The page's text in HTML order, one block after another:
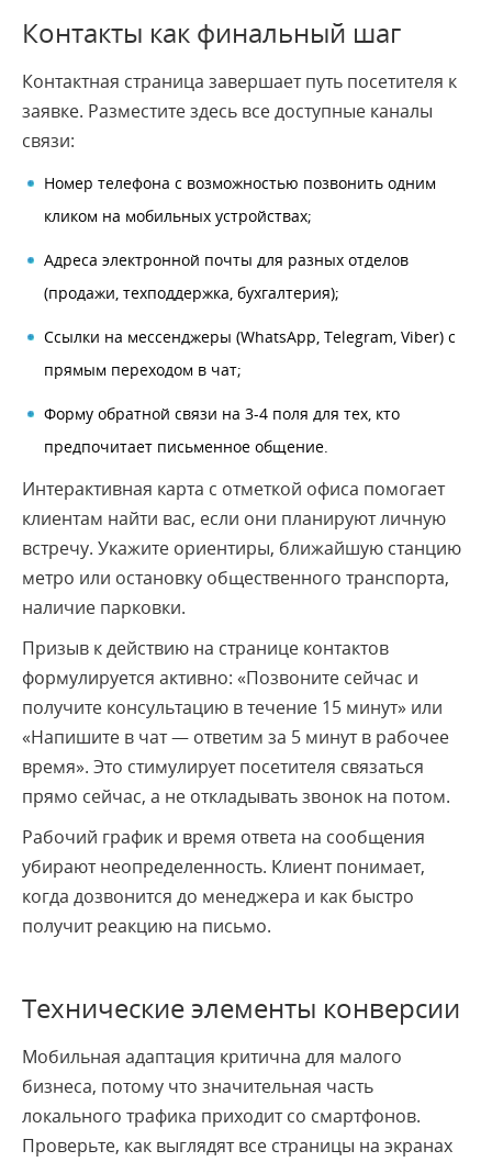
Контакты как финальный шаг
Контактная страница завершает путь посетителя к
заявке. Разместите здесь все доступные каналы
связи:
Номер телефона с возможностью позвонить одним
кликом на мобильных устройствах;
Адреса электронной почты для разных отделов
(продажи, техподдержка, бухгалтерия);
Ссылки на мессенджеры (WhatsApp, Telegram, Viber) с
прямым переходом в чат;
Форму обратной связи на 3-4 поля для тех, кто
предпочитает письменное общение.
Интерактивная карта с отметкой офиса помогает
клиентам найти вас, если они планируют личную
встречу. Укажите ориентиры, ближайшую станцию
метро или остановку общественного транспорта,
наличие парковки.
Призыв к действию на странице контактов
формулируется активно: «Позвоните сейчас и
получите консультацию в течение 15 минут» или
«Напишите в чат — ответим за 5 минут в рабочее
время». Это стимулирует посетителя связаться
прямо сейчас, а не откладывать звонок на потом.
Рабочий график и время ответа на сообщения
убирают неопределенность. Клиент понимает,
когда дозвонится до менеджера и как быстро
получит реакцию на письмо.
Технические элементы конверсии
Мобильная адаптация критична для малого
бизнеса, потому что значительная часть
локального трафика приходит со смартфонов.
Проверьте, как выглядят все страницы на экранах